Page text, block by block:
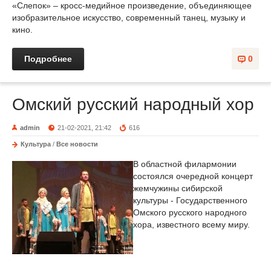
«Слепок» – кросс-медийное произведение, объединяющее
изобразительное искусство, современный танец, музыку и
кино.
0
Подробнее
Омский русский народный хор
admin 21-02-2021, 21:42 616
Культура / Все новости
В областной филармонии
состоялся очередной концерт
жемчужины сибирской
культуры - Государственного
Омского русского народного
хора, известного всему миру.